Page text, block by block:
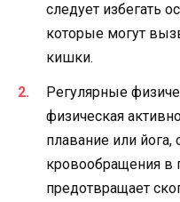
следует избегать
которые могут
кишки.
Регулярные
физическая
плавание или
кровообращения в
предотвращает